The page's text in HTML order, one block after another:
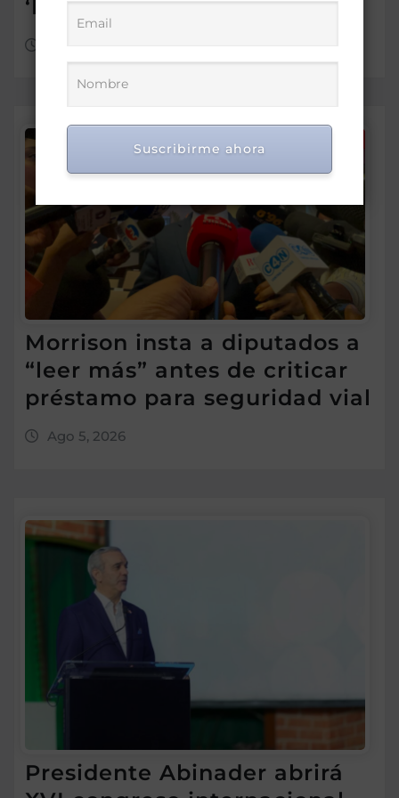
‘Princesas del Caribe’
Morrison insta a diputados a
“leer más” antes de criticar
préstamo para seguridad vial
Ago 5, 2026
Presidente Abinader abrirá
Suscribirme ahora